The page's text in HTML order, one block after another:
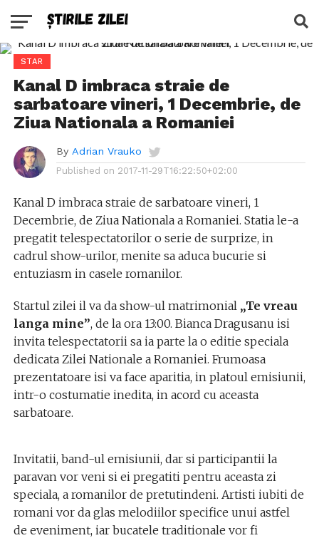
STAR
Kanal D imbraca straie de
sarbatoare vineri, 1 Decembrie, de
Ziua Nationala a Romaniei
By Adrian Vrauko
Published on 2017-11-29T16:22:50+02:00
Kanal D imbraca straie de sarbatoare vineri, 1
Decembrie, de Ziua Nationala a Romaniei. Statia le-a
pregatit telespectatorilor o serie de surprize, in
cadrul show-urilor, menite sa aduca bucurie si
entuziasm in casele romanilor.
Startul zilei il va da show-ul matrimonial „Te vreau
langa mine”, de la ora 13:00. Bianca Dragusanu isi
invita telespectatorii sa ia parte la o editie speciala
dedicata Zilei Nationale a Romaniei. Frumoasa
prezentatoare isi va face aparitia, in platoul emisiunii,
intr-o costumatie inedita, in acord cu aceasta
sarbatoare.
Invitatii, band-ul emisiunii, dar si participantii la
paravan vor veni si ei pregatiti pentru aceasta zi
speciala, a romanilor de pretutindeni. Artisti iubiti de
romani vor da glas melodiilor specifice unui astfel
de eveniment, iar bucatele traditionale vor fi